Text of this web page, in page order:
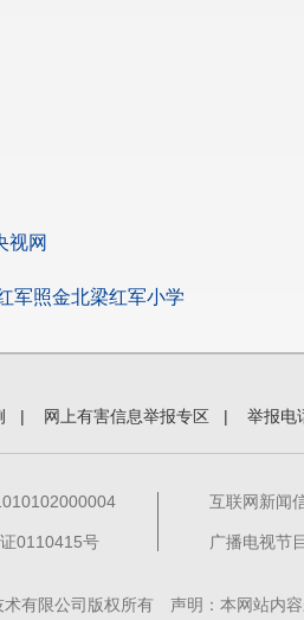
视网
军照金北梁红军小学
| 网上有害信息举报专区 | 举报电
0110415号
互联网新闻
广播电视节
术有限公司版权所有 声明：本网站内